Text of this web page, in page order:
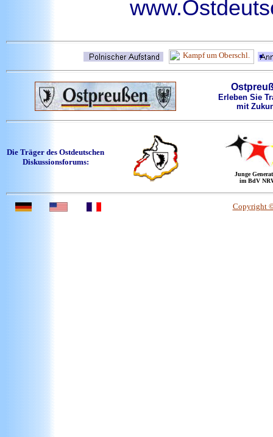
Erleben Sie
mit
Die Träger des Ostdeutschen
Diskussionsforums:
Junge
im BdV
Copyright